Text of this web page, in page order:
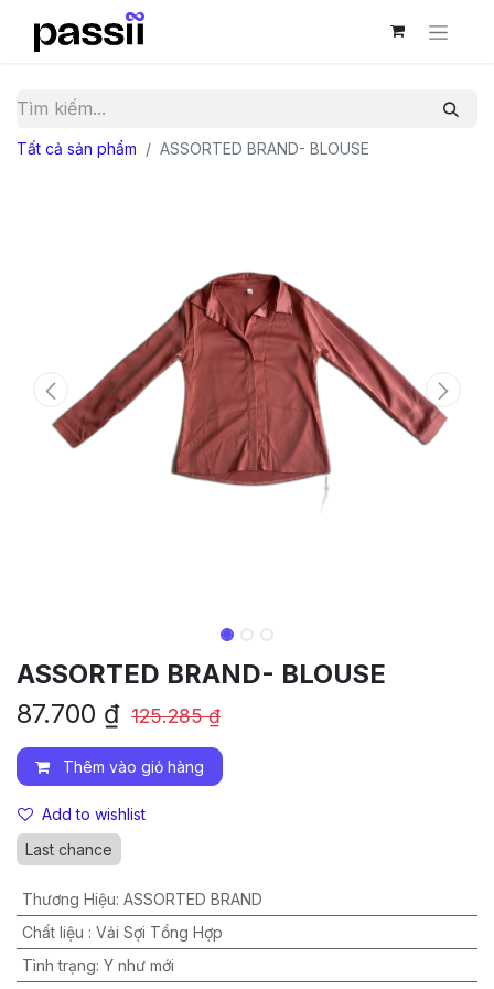
Tất cả sản phẩm ASSORTED BRAND- BLOUSE
ASSORTED BRAND- BLOUSE
87.700 ₫ 125.285₫
Thêm vào giỏ hàng
Add to wishlist
Last chance
Thương Hiệu: ASSORTED BRAND
Chất liệu : Vải Sợi Tổng Hợp
Tình trạng: Y như mới